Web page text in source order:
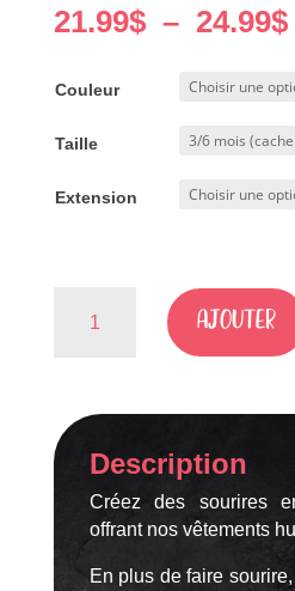
21.99$ – 24.99$
Couleur
Taille
Extension
AJOUTER
Description
Créez des sourires
offrant nos vêtements
En plus de faire